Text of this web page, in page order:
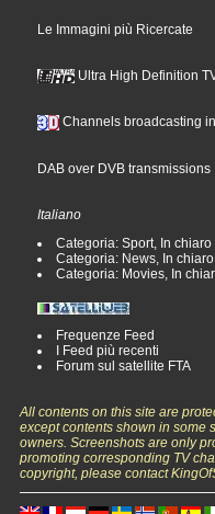
Le Immagini più Ricercate
Ultra High Definition
Channels broadcasting
DAB over DVB transmissions
Italiano
Categoria: Sport, In chiaro
Categoria: News, In chiaro
Categoria: Movies, In
Frequenze Feed
I Feed più recenti
Forum sul satellite FTA
All contents on this site are
except contents shown in some
owners. Screenshots are only
promoting corresponding TV
copyright, please contact